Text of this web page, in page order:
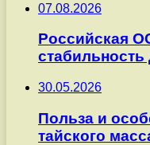
07.08.2026
Российская
30.05.2026
Польза и
тайского